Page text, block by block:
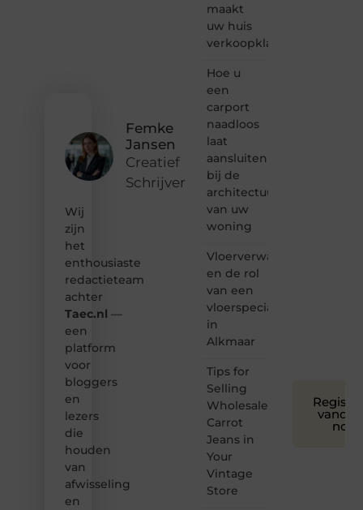
Femke
Jansen
Creatief
Schrijver
Wij
zijn
het
enthousiaste
redactieteam
achter
Taec.nl —
een
platform
voor
bloggers
en
lezers
die
houden
van
afwisseling
en
maakt
uw huis
verkoopklaar
Hoe u
een
carport
naadloos
laat
aansluiten
bij de
architectuur
van uw
woning
Vloerverwarming
en de rol
van een
vloerspecialist
in
Alkmaar
Tips for
Selling
Wholesale
Carrot
Jeans in
Your
Vintage
Store
nog